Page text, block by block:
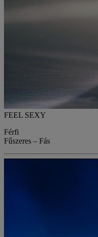
FEEL SEXY
Férfi
Fűszeres – Fás